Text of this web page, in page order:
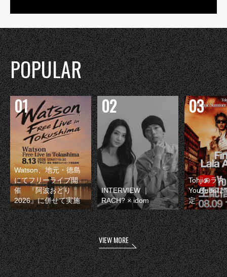
POPULAR
Watson、地元・徳島
にてフリーライブ開
催 『阿波おどり
2026』に併せて実施
INTERVIEW ｜
RACH? × idom
Tohjiのラス
YouTubeに
定
VIEW MORE